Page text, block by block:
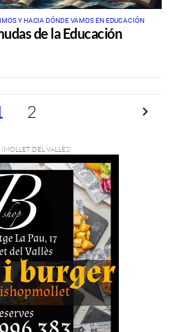
Y HACIA DÓNDE VAMOS EN EDUCACIÓN
de la Educación
2